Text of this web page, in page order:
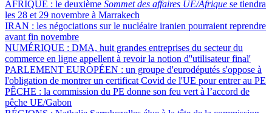
AFRIQUE : le deuxième Sommet des affaires UE/Afrique se tiendra
les 28 et 29 novembre à Marrakech
IRAN : les négociations sur le nucléaire iranien pourraient reprendre
avant fin novembre
NUMÉRIQUE : DMA, huit grandes entreprises du secteur du
commerce en ligne appellent à revoir la notion d''utilisateur final'
PARLEMENT EUROPÉEN : un groupe d'eurodéputés s'oppose à
l'obligation de montrer un certificat Covid de l'UE pour entrer au PE
PÊCHE : la commission du PE donne son feu vert à l’accord de
pêche UE/Gabon